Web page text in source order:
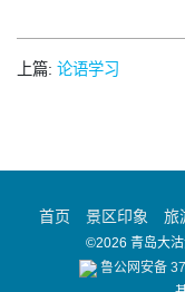
上篇: 论语学习
首页 景区印象 旅
©2026 青岛大
鲁公网安备